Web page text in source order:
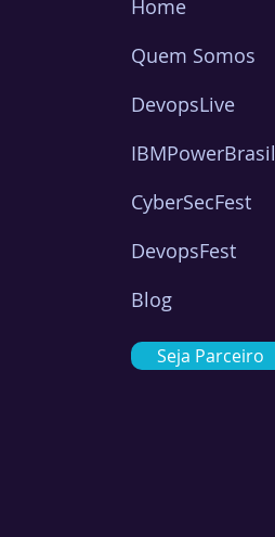
Home
Quem Somos
DevopsLive
IBMPowerBrasil
CyberSecFest
DevopsFest
Blog
Seja Parceiro